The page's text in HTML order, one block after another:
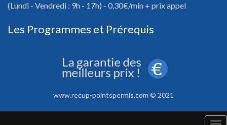
(Lundi - Vendredi : 9h - 17h) - 0,30€/min + prix appel
Les Programmes et Prérequis
www.recup-pointspermis.com © 2021